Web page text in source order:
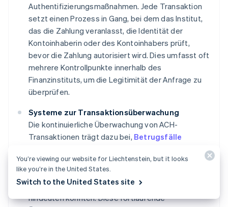
Authentifizierungsmaßnahmen. Jede Transaktion
setzt einen Prozess in Gang, bei dem das Institut,
das die Zahlung veranlasst, die Identität der
Kontoinhaberin oder des Kontoinhabers prüft,
bevor die Zahlung autorisiert wird. Dies umfasst oft
mehrere Kontrollpunkte innerhalb des
Finanzinstituts, um die Legitimität der Anfrage zu
überprüfen.
Systeme zur Transaktionsüberwachung
Die kontinuierliche Überwachung von ACH-
Transaktionen trägt dazu bei, Betrugsfälle
analysieren Muster im Zahlungsverhalten und
kennzeichnen ungewöhnliche Transaktionen, die
auf unbefugte oderbetrügerische Aktivitäten
hindeuten könnten. Diese fortlaufende
You’re viewing our website for Liechtenstein, but it looks
like you’re in the United States.
Switch to the United States site